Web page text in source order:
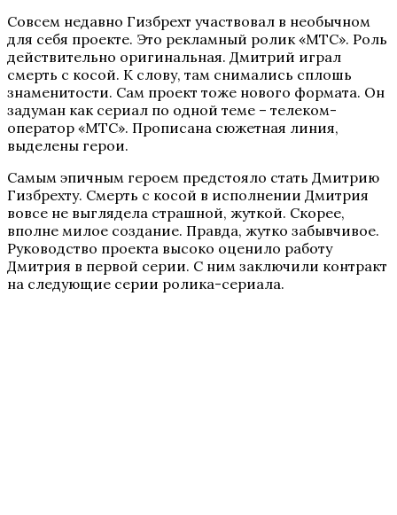
Совсем недавно Гизбрехт участвовал в необычном
для себя проекте. Это рекламный ролик «МТС». Роль
действительно оригинальная. Дмитрий играл
смерть с косой. К слову, там снимались сплошь
знаменитости. Сам проект тоже нового формата. Он
задуман как сериал по одной теме – телеком-
оператор «МТС». Прописана сюжетная линия,
выделены герои.
Самым эпичным героем предстояло стать Дмитрию
Гизбрехту. Смерть с косой в исполнении Дмитрия
вовсе не выглядела страшной, жуткой. Скорее,
вполне милое создание. Правда, жутко забывчивое.
Руководство проекта высоко оценило работу
Дмитрия в первой серии. С ним заключили контракт
на следующие серии ролика-сериала.